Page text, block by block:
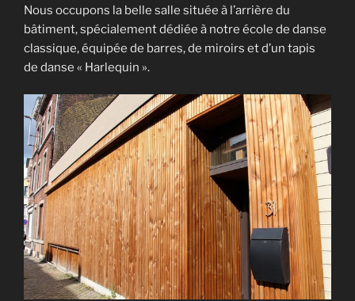
Nous occupons la belle salle située à l’arrière du
bâtiment, spécialement dédiée à notre école de danse
classique, équipée de barres, de miroirs et d’un tapis
de danse « Harlequin ».